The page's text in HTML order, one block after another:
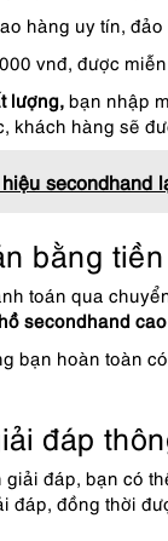
hàng uy tín,
vnđ, được
lượng,bạn nhập
khách hàng sẽ
secondhand
bằng
toán qua
secondhand
bạn hoàn toàn
đáp
đáp, bạn có
đồng thời